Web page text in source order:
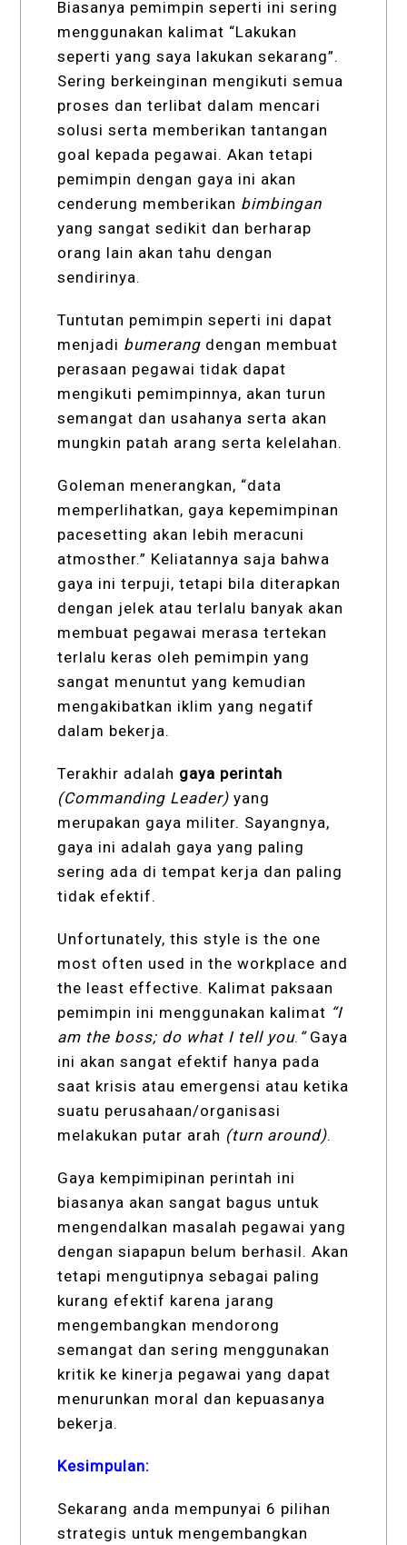
Biasanya pemimpin seperti ini sering
menggunakan kalimat “Lakukan
seperti yang saya lakukan sekarang”.
Sering berkeinginan mengikuti semua
proses dan terlibat dalam mencari
solusi serta memberikan tantangan
goal kepada pegawai. Akan tetapi
pemimpin dengan gaya ini akan
cenderung memberikan bimbingan
yang sangat sedikit dan berharap
orang lain akan tahu dengan
sendirinya.
Tuntutan pemimpin seperti ini dapat
menjadi bumerang dengan membuat
perasaan pegawai tidak dapat
mengikuti pemimpinnya, akan turun
semangat dan usahanya serta akan
mungkin patah arang serta kelelahan.
Goleman menerangkan, “data
memperlihatkan, gaya kepemimpinan
pacesetting akan lebih meracuni
atmosther.” Keliatannya saja bahwa
gaya ini terpuji, tetapi bila diterapkan
dengan jelek atau terlalu banyak akan
membuat pegawai merasa tertekan
terlalu keras oleh pemimpin yang
sangat menuntut yang kemudian
mengakibatkan iklim yang negatif
dalam bekerja.
Terakhir adalah gaya perintah
(Commanding Leader) yang
merupakan gaya militer. Sayangnya,
gaya ini adalah gaya yang paling
sering ada di tempat kerja dan paling
tidak efektif.
Unfortunately, this style is the one
most often used in the workplace and
the least effective. Kalimat paksaan
pemimpin ini menggunakan kalimat “I
am the boss; do what I tell you. “Gaya
ini akan sangat efektif hanya pada
saat krisis atau emergensi atau ketika
suatu perusahaan/organisasi
melakukan putar arah (turn around).
Gaya kempimipinan perintah ini
biasanya akan sangat bagus untuk
mengendalkan masalah pegawai yang
dengan siapapun belum berhasil. Akan
tetapi mengutipnya sebagai paling
kurang efektif karena jarang
mengembangkan mendorong
semangat dan sering menggunakan
kritik ke kinerja pegawai yang dapat
menurunkan moral dan kepuasanya
bekerja.
Kesimpulan:
Sekarang anda mempunyai 6 pilihan
strategis untuk mengembangkan